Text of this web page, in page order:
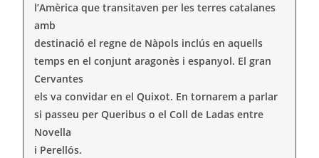
l’Amèrica que transitaven per les terres catalanes
amb
destinació el regne de Nàpols inclús en aquells
temps en el conjunt aragonès i espanyol. El gran
Cervantes
els va convidar en el Quixot. En tornarem a parlar
si passeu per Queribus o el Coll de Ladas entre
Novella
i Perellós.